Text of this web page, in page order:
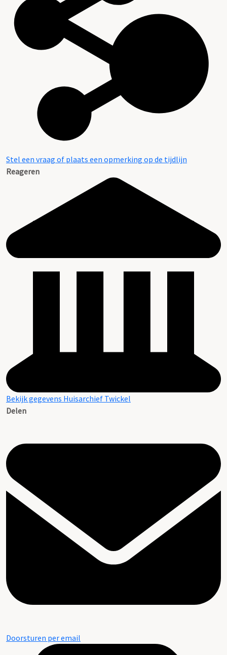
Inventarissen en regestenlijst
Inventaris, D.P.M. Graswinckel, 1922
Stel een vraag of plaats een opmerking op de tijdlijn
Reageren
Bekijk gegevens Huisarchief Twickel
Delen
Doorsturen per email